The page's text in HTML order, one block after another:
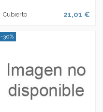
Cubierto 21,01 €
-30%